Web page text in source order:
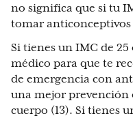
no significa que si tu
tomar anticonceptivos
Si tienes un IMC de
médico para que te
de emergencia con
una mejor prevención
cuerpo (13). Si tienes